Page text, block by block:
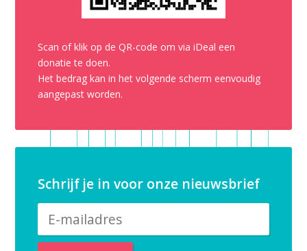
Scan of klik op de QR-code om via iDeal een
donatie te doen.
Het bedrag kan in het volgende scherm eenvoudig
aangepast worden.
Schrijf je in voor onze nieuwsbrief